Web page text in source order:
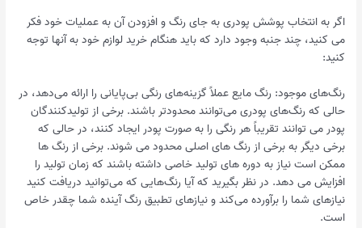
اگر به انتخاب پوشش پودری به جای رنگ و افزودن آن به عملیات خود فکر
می کنید، چند جنبه وجود دارد که باید هنگام خرید لوازم خود به آنها توجه
کنید:
رنگ‌های موجود: رنگ مایع عملاً گزینه‌های رنگی بی‌پایانی را ارائه می‌دهد، در
حالی که رنگ‌های پودری می‌توانند محدودتر باشند. برخی از تولیدکنندگان
پودر می توانند تقریباً هر رنگی را به صورت پودر ایجاد کنند، در حالی که
برخی دیگر به برخی از رنگ های اصلی محدود می شوند. برخی از رنگ ها
ممکن است نیاز به دوره های تولید خاصی داشته باشند که زمان تولید را
افزایش می دهد. در نظر بگیرید که آیا رنگ‌هایی که می‌توانید دریافت کنید
نیازهای شما را برآورده می‌کند و نیازهای تطبیق رنگ آینده شما چقدر خاص
است.